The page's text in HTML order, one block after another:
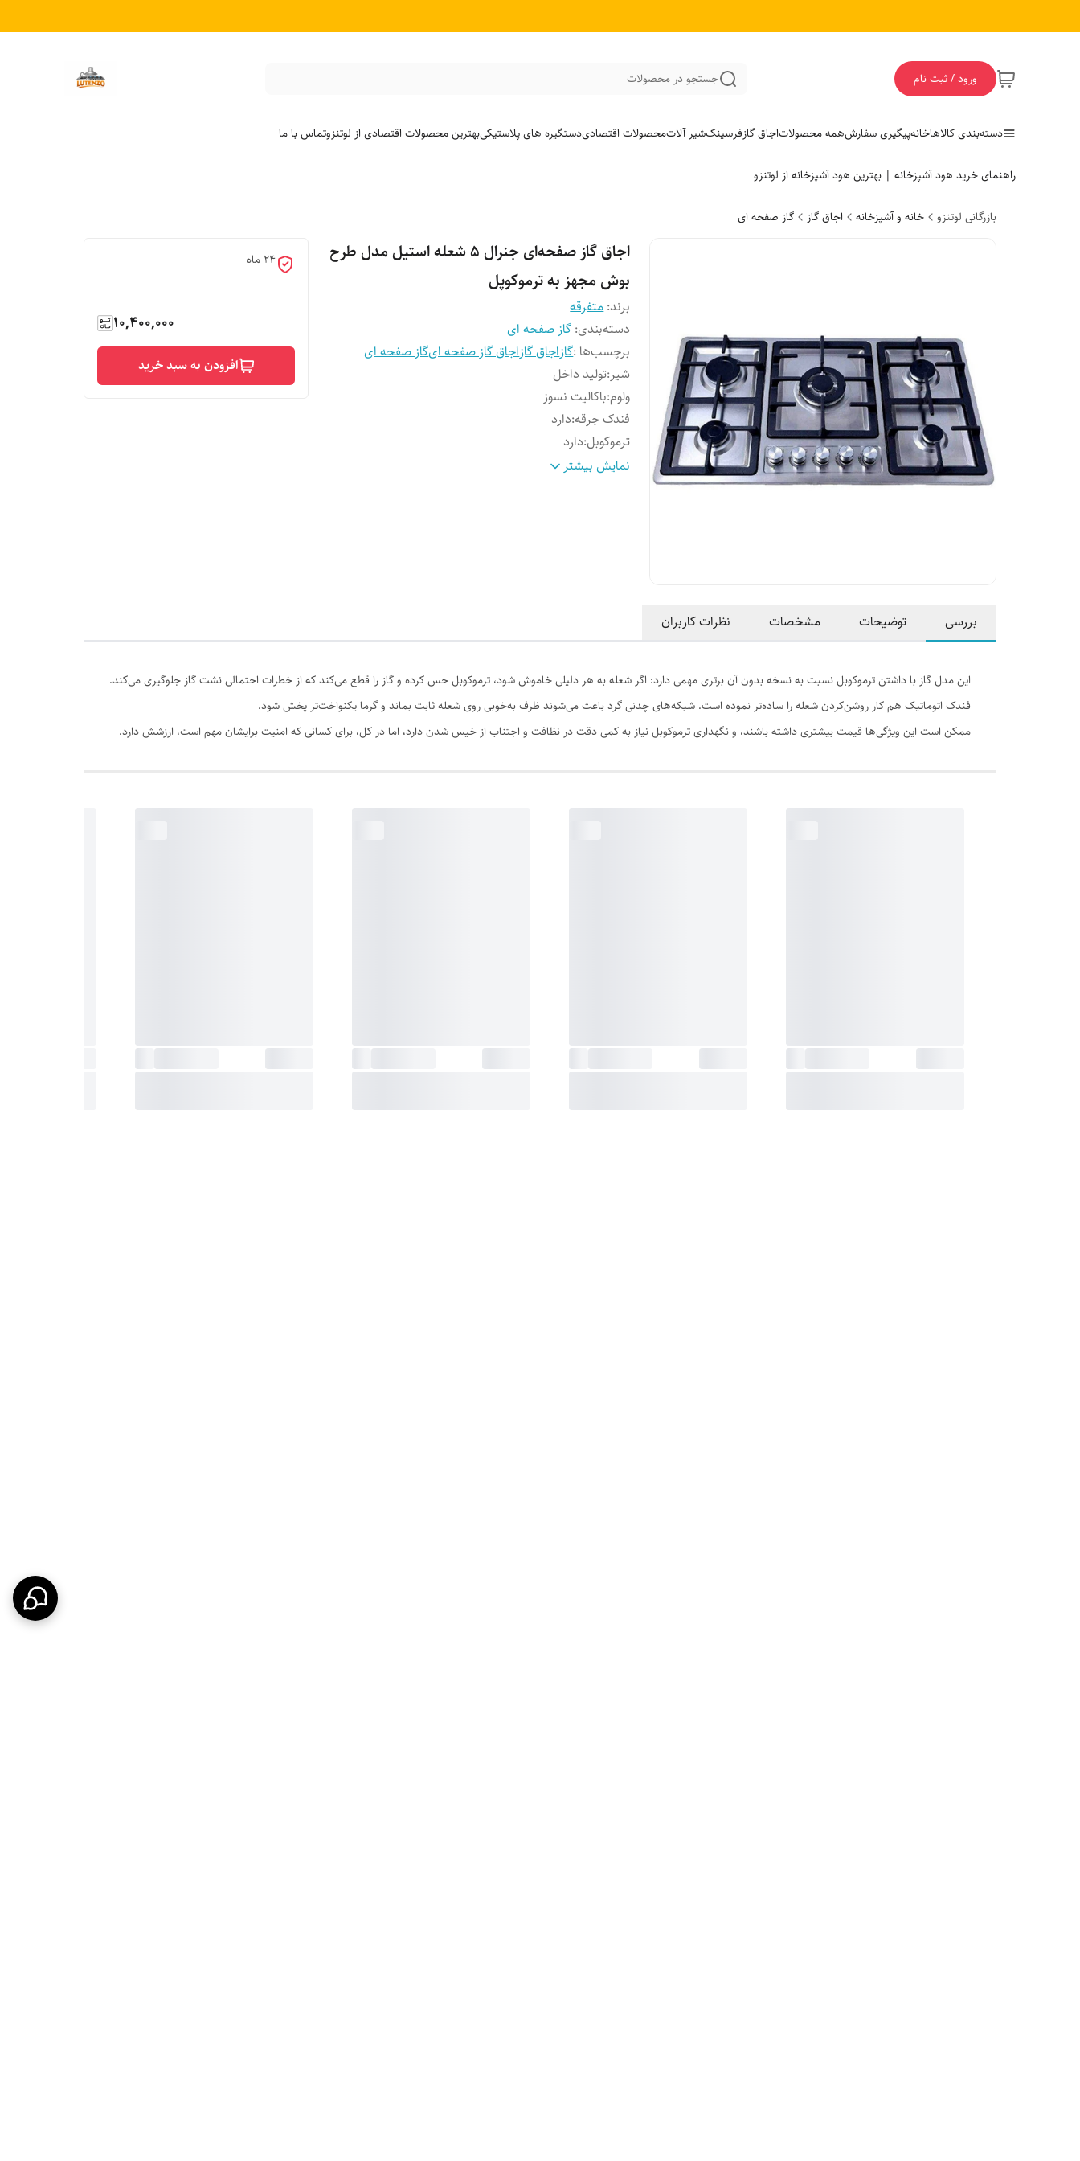
ورود / ثبت نام جستجو در محصولات
دسته‌بندی کالاهاخانهپیگیری سفارشهمه محصولاتاجاق گازفرسینکشیر آلاتمحصولات اقتصادیدستگیره های پلاستیکیبهترین محصولات اقتصادی از لوتنزوتماس با ما
راهنمای خرید هود آشپزخانه | بهترین هود آشپزخانه از لوتنزو
بازرگانی لوتنزو خانه و آشپزخانه اجاق گاز گاز صفحه ای
اجاق گاز صفحه‌ای جنرال ۵ شعله استیل مدل طرح
بوش مجهز به ترموکوپل
برند:متفرقه
دسته‌بندی:گاز صفحه ای
برچسب‌ها :گازاجاق گازاجاق گاز صفحه ایگاز صفحه ای
شیر:تولید داخل
ولوم:باکالیت نسوز
فندک جرقه:دارد
ترموکوبل:دارد
ابعاد:50*86 سانتی متری ( یک ، دو سانتیمتر بالا پایین ابعاد. )
نمایش بیشتر
24 ماه
10,400,000
افزودن به سبد خرید
بررسی توضیحات مشخصات نظرات کاربران
این مدل گاز با داشتن ترموکوبل نسبت به نسخه بدون آن برتری مهمی دارد: اگر شعله به هر دلیلی خاموش شود، ترموکوبل حس کرده و گاز را قطع می‌کند که از خطرات احتمالی نشت گاز جلوگیری می‌کند.
فندک اتوماتیک هم کار روشن‌کردن شعله را ساده‌تر نموده است. شبکه‌های چدنی گرد باعث می‌شوند ظرف به‌خوبی روی شعله ثابت بماند و گرما یکنواخت‌تر پخش شود.
ممکن است این ویژگی‌ها قیمت بیشتری داشته باشند، و نگهداری ترموکوبل نیاز به کمی دقت در نظافت و اجتناب از خیس شدن دارد، اما در کل، برای کسانی که امنیت برایشان مهم است، ارزشش دارد.